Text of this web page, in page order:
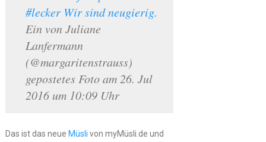
#lecker Wir sind neugierig.
Ein von Juliane
Lanfermann
(@margaritenstrauss)
gepostetes Foto am 26. Jul
2016 um 10:09 Uhr
Das ist das neue Müsli von myMüsli.de und